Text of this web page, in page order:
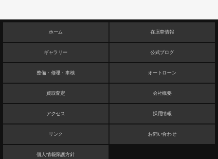
ホーム 在庫車情報
ギャラリー 公式ブログ
整備・修理・車検 オートローン
買取査定 会社概要
アクセス 採用情報
リンク お問い合わせ
個人情報保護方針